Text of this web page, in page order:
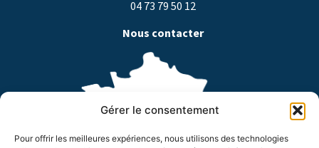
Gérer le consentement
Pour offrir les meilleures expériences, nous utilisons des technologies
04 73 79 50 12
Nous contacter